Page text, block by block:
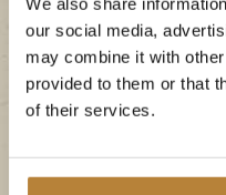
our social media,
may combine it with
provided to them or that
of their services.
kan worden? Graag
zodat we samen met
beter kunnen maken.
deze tips waardevol
om de kwaliteit